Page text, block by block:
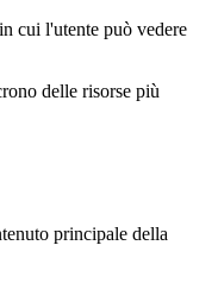
cui l'utente può vedere
delle risorse più
principale della